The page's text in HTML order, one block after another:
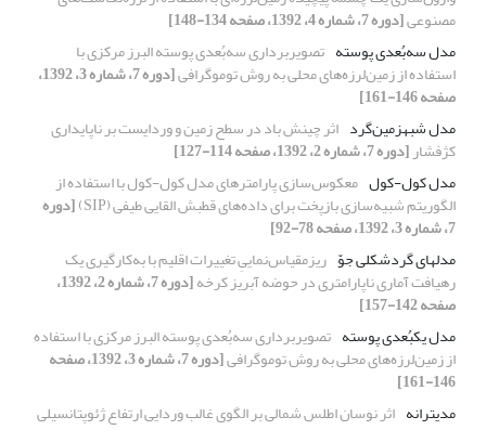
مصنوعی[دوره 7، شماره 4، 1392، صفحه 134-148]
مدل سه‌بُعدی پوسته تصویربرداری سه‌بُعدی پوسته البرز مرکزی با
استفاده از زمین‌لرزه‌های محلی به روش توموگرافی [دوره 7، شماره 3، 1392،
صفحه 146-161]
مدل شبه­زمین‌گرد اثر چینش باد در سطح زمین و وردایست بر ناپایداری
کژفشار[دوره 7، شماره 2، 1392، صفحه 114-127]
مدل کول-کول معکوس‌سازی پارامترهای مدل کول-کول با استفاده از
الگوریتم شبیه‌سازی بازپخت برای داده‌های قطبش القایی طیفی (SIP) [دوره
7، شماره 3، 1392، صفحه 78-92]
مدل­های گردش­کلی ­جوّ ریزمقیاس‌نماییِ تغییرات اقلیم با به‌کارگیری یک
رهیافت آماری ناپارامتری در حوضه آبریز کرخه [دوره 7، شماره 2، 1392،
صفحه 142-157]
مدل یک­بُعدی پوسته تصویربرداری سه‌بُعدی پوسته البرز مرکزی با استفاده
از زمین‌لرزه‌های محلی به روش توموگرافی [دوره 7، شماره 3، 1392، صفحه
146-161]
مدیترانه اثر نوسان اطلس شمالی بر الگوی غالب وردایی ارتفاع ژئوپتانسیلی